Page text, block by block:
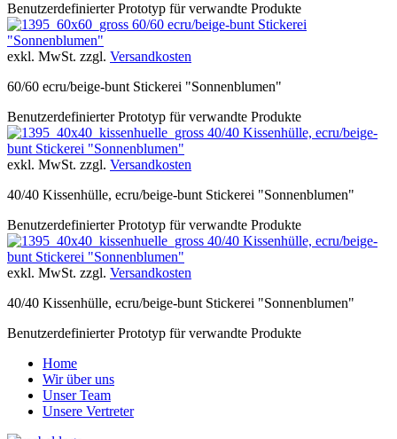
Benutzerdefinierter Prototyp für verwandte Produkte
60/60 ecru/beige-bunt Stickerei
"Sonnenblumen"
exkl. MwSt. zzgl. Versandkosten
60/60 ecru/beige-bunt Stickerei "Sonnenblumen"
Benutzerdefinierter Prototyp für verwandte Produkte
40/40 Kissenhülle, ecru/beige-
bunt Stickerei "Sonnenblumen"
exkl. MwSt. zzgl. Versandkosten
40/40 Kissenhülle, ecru/beige-bunt Stickerei "Sonnenblumen"
Benutzerdefinierter Prototyp für verwandte Produkte
40/40 Kissenhülle, ecru/beige-
bunt Stickerei "Sonnenblumen"
exkl. MwSt. zzgl. Versandkosten
40/40 Kissenhülle, ecru/beige-bunt Stickerei "Sonnenblumen"
Benutzerdefinierter Prototyp für verwandte Produkte
Home
Wir über uns
Unser Team
Unsere Vertreter